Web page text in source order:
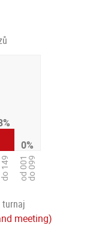
0%
od 001do 099
turnaj
meeting)